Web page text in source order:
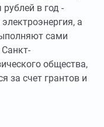
в год -
а
сами
общества,
за счет грантов и